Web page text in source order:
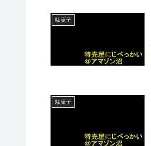
駄菓子
駄菓子